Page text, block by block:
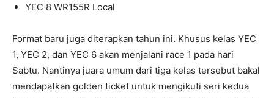
YEC 8 WR155R Local
Format baru juga diterapkan tahun ini. Khusus kelas YEC
1, YEC 2, dan YEC 6 akan menjalani race 1 pada hari
Sabtu. Nantinya juara umum dari tiga kelas tersebut bakal
mendapatkan golden ticket untuk mengikuti seri kedua